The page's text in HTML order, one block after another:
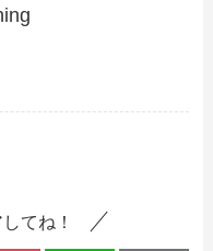
てね！